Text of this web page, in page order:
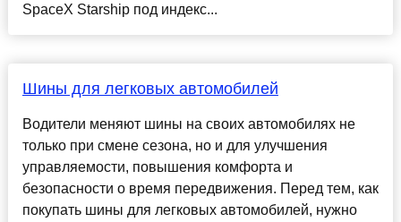
SpaceX Starship под индекс...
Шины для легковых автомобилей
Водители меняют шины на своих автомобилях не
только при смене сезона, но и для улучшения
управляемости, повышения комфорта и
безопасности о время передвижения. Перед тем, как
покупать шины для легковых автомобилей, нужно